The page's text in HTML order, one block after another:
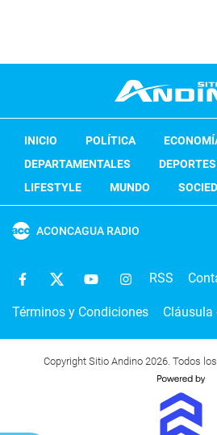
INICIO POLÍTICA
DEPARTAMENTALES
DEPORTES
LIFESTYLE
MUNDO
ACONCAGUA RADIO
RSS
Términos y Condiciones Cláusula
Copyright Sitio Andino 2026. Todos